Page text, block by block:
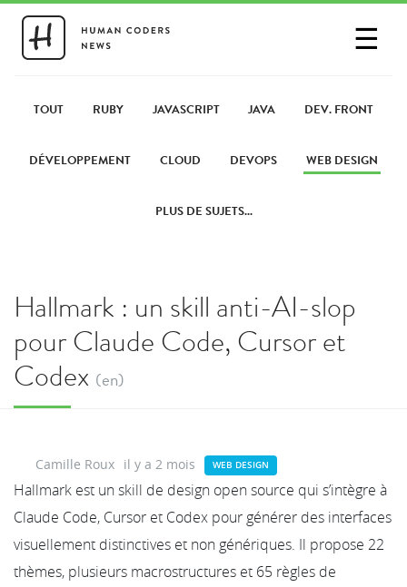
☰
PARTAGER UN LIEN
TOUT RUBY JAVASCRIPT JAVA DEV. FRONT
DÉVELOPPEMENT CLOUD DEVOPS WEB DESIGN
PLUS DE SUJETS...
Hallmark : un skill anti-AI-slop
pour Claude Code, Cursor et
Codex (en)
Camille Roux il y a 2 mois WEB DESIGN
Hallmark est un skill de design open source qui s’intègre à
Claude Code, Cursor et Codex pour générer des interfaces
visuellement distinctives et non génériques. Il propose 22
thèmes, plusieurs macrostructures et 65 règles de